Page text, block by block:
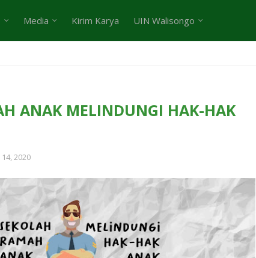
Media Kirim Karya UIN Walisongo
ANAK MELINDUNGI HAK-HAK
2020